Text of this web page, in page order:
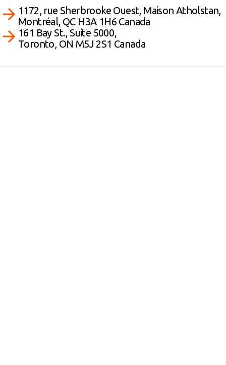
1172, rue Sherbrooke Ouest, Maison Atholstan,
Montréal, QC H3A 1H6 Canada
161 Bay St., Suite 5000,
Toronto, ON M5J 2S1 Canada